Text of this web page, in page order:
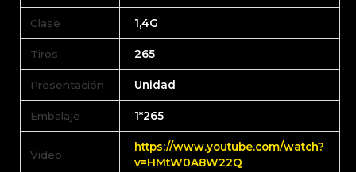
Clase 1,4G
Tiros 265
Presentación Unidad
Embalaje 1*265
Video
https://www.youtube.com/watch?
v=HMtW0A8W22Q